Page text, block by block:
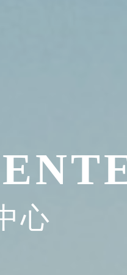
心